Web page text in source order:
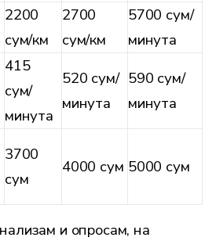
2200
сум/км
2700
сум/км
5700 сум/
минута
415
сум/
минута
520 сум/
минута
590 сум/
минута
3700
сум
4000 сум 5000 сум
и опросам, на